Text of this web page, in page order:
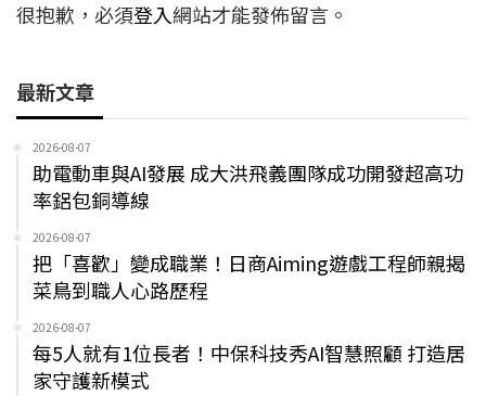
很抱歉，必須登入網站才能發佈留言。
最新文章
2026-08-07
助電動車與AI發展 成大洪飛義團隊成功開發超高功
率鋁包銅導線
2026-08-07
把「喜歡」變成職業！日商Aiming遊戲工程師親揭
菜鳥到職人心路歷程
2026-08-07
每5人就有1位長者！中保科技秀AI智慧照顧 打造居
家守護新模式